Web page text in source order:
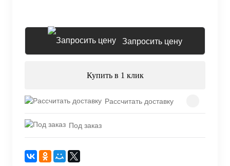
Запросить цену
Купить в 1 клик
Рассчитать доставку
Под заказ